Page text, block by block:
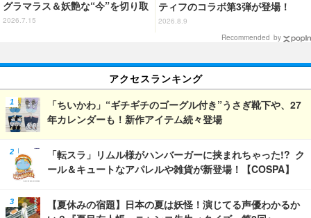
グラマラス＆妖艶な“今”を切り取
り！3冊目写真集が発売中
2026.7.15
ティフのコラボ第3弾が登場！
2026.8.9
Recommended by
アクセスランキング
「ちいかわ」“ギチギチのゴーグル付き”うさぎ靴下や、27
年カレンダーも！新作アイテム続々登場
「転スラ」リムル様がハンバーガーに挟まれちゃった!? ク
ール＆キュートなアパレルや雑貨が新登場！【COSPA】
【夏休みの宿題】日本の夏は妖怪！演じてる声優わかるか